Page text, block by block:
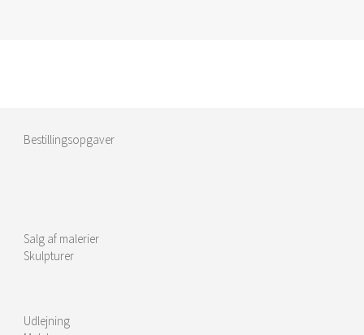
Bestillingsopgaver
Salg af malerier
Skulpturer
Udlejning